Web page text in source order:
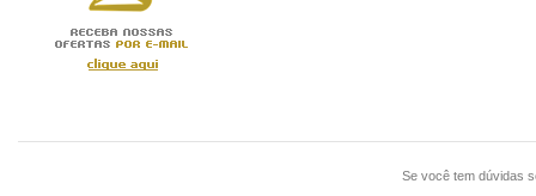
Se você tem dúvidas